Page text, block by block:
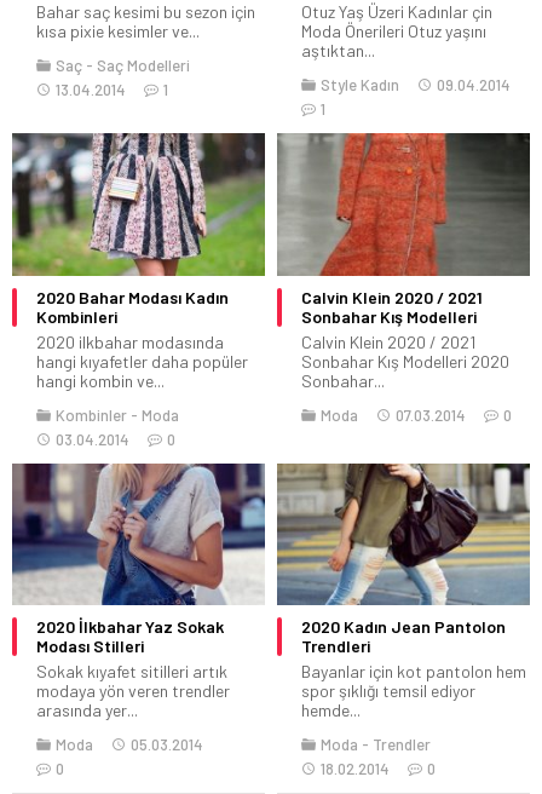
Bahar saç kesimi bu sezon için
kısa pixie kesimler ve...
Saç
Saç Modelleri
13.04.2014
1
Otuz Yaş Üzeri Kadınlar çin
Moda Önerileri Otuz yaşını
aştıktan...
Style Kadın
09.04.2014
1
2020 Bahar Modası Kadın
Kombinleri
2020 ilkbahar modasında
hangi kıyafetler daha popüler
hangi kombin ve...
Kombinler
Moda
03.04.2014
0
Calvin Klein 2020 / 2021
Sonbahar Kış Modelleri
Calvin Klein 2020 / 2021
Sonbahar Kış Modelleri 2020
Sonbahar...
Moda 07.03.2014 0
2020 İlkbahar Yaz Sokak
Modası Stilleri
Sokak kıyafet sitilleri artık
modaya yön veren trendler
arasında yer...
Moda
05.03.2014
0
2020 Kadın Jean Pantolon
Trendleri
Bayanlar için kot pantolon hem
spor şıklığı temsil ediyor
hemde...
Moda
Trendler
18.02.2014
0